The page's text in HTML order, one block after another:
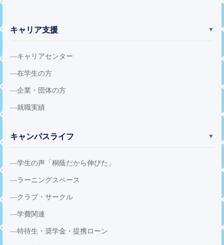
キャリア支援 ▼
キャリアセンター
在学生の方
企業・団体の方
就職実績
キャンパスライフ ▼
学生の声「桐蔭だから伸びた」
ラーニングスペース
クラブ・サークル
学費関連
特待生・奨学金・提携ローン